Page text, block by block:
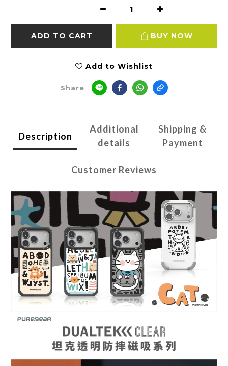
ADD TO CART BUY NOW
Add to Wishlist
Share
Description
Additional
details
Shipping &
Payment
Customer Reviews